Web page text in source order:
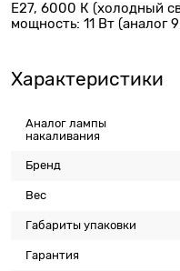
E27, 6000 К (холодный
мощность: 11 Вт (аналог
Характеристики
Аналог лампы
накаливания
Бренд
Вес
Габариты упаковки
Гарантия